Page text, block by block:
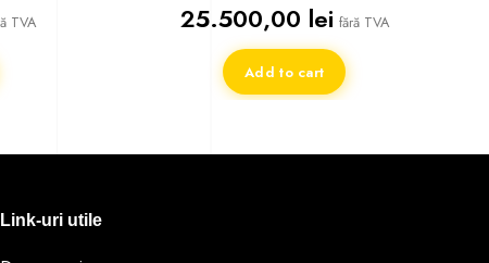
TVA 25.500,00 lei fără TVA
Add to cart
Link-uri utile